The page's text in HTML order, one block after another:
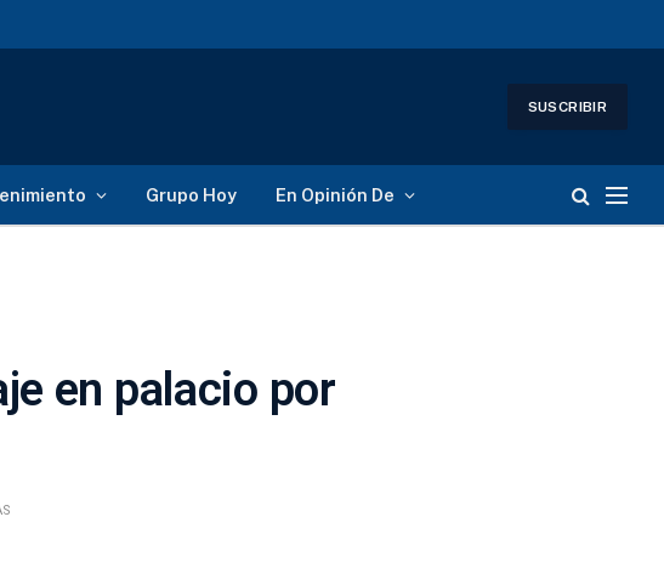
SUSCRIBIR
Grupo Hoy En Opinión De
en palacio por